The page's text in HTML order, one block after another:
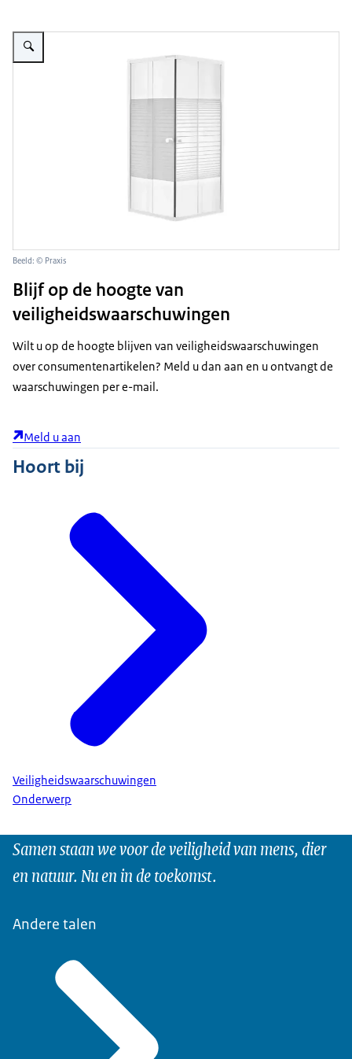
Vergroot afbeelding Baseline Douche hoekinstap met veiligheidsglas
Beeld: © Praxis
Blijf op de hoogte van
veiligheidswaarschuwingen
Wilt u op de hoogte blijven van veiligheidswaarschuwingen
over consumentenartikelen? Meld u dan aan en u ontvangt de
waarschuwingen per e-mail.
Meld u aan
Hoort bij
Veiligheidswaarschuwingen
Onderwerp
Samen staan we voor de veiligheid van mens, dier
en natuur. Nu en in de toekomst.
Andere talen